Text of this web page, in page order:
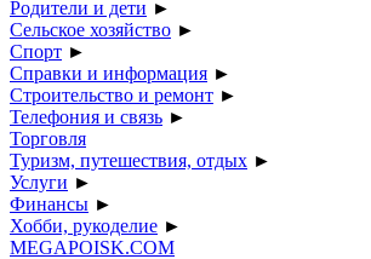
Родители и дети ►
Сельское хозяйство ►
Спорт ►
Справки и информация ►
Строительство и ремонт ►
Телефония и связь ►
Торговля
Туризм, путешествия, отдых ►
Услуги ►
Финансы ►
Хобби, рукоделие ►
MEGAPOISK.COM